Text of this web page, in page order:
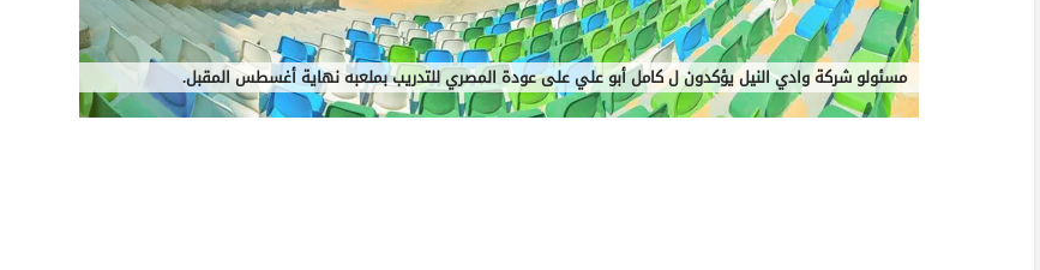
مسئولو شركة وادي النيل يؤكدون ل كامل أبو علي على عودة المصري للتدريب بملعبه نهاية أغسطس المقبل.